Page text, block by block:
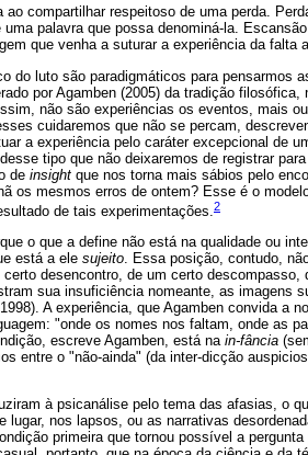
compartilhar respeitoso de uma perda.
palavra que possa denominá-la.
que venha a suturar a experiência da falta
do luto são paradigmáticos para pensarmos
por Agamben (2005) da tradição filosófica,
não são experiências os eventos, mais
cuidaremos que não se percam,
a experiência pelo caráter excepcional de
tipo que não deixaremos de registrar
de insight que nos torna mais sábios pelo
os mesmos erros de ontem? Esse é o
de tais experimentações. 2
o que a define não está na qualidade ou
está a ele sujeito. Essa posição, contudo,
desencontro, de um certo descompasso,
sua insuficiência nomeante, as imagens
A experiência, que Agamben convida a
"onde os nomes nos faltam, onde as
escreve Agamben, está na in-fância
entre o "não-ainda" (da inter-dicção
à psicanálise pelo tema das afasias, o
lugar, nos lapsos, ou as narrativas
primeira que tornou possível a